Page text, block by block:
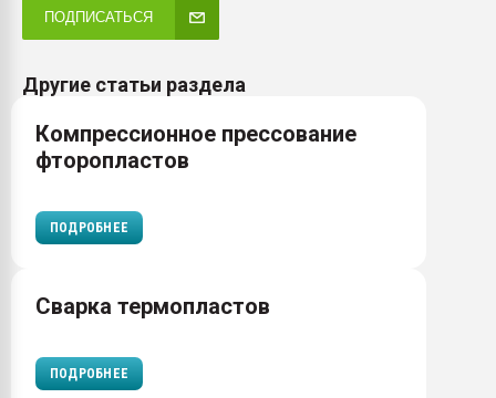
ПОДПИСАТЬСЯ
Другие статьи раздела
Компрессионное прессование
фторопластов
ПОДРОБНЕЕ
Сварка термопластов
ПОДРОБНЕЕ